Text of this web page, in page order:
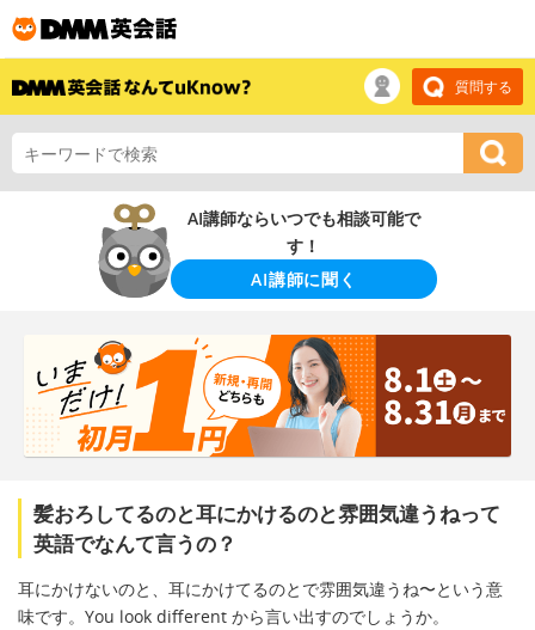
質問する
AI講師ならいつでも相談可能で
す！
AI講師に聞く
髪おろしてるのと耳にかけるのと雰囲気違うねって
英語でなんて言うの？
耳にかけないのと、耳にかけてるのとで雰囲気違うね〜という意
味です。You look different から言い出すのでしょうか。